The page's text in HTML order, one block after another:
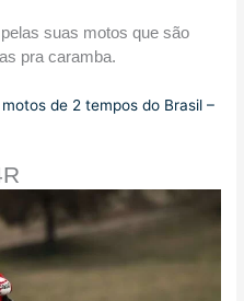
suas motos que são
pra caramba.
de 2 tempos do Brasil –